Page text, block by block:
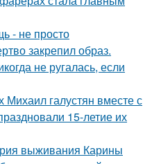
- не просто
закрепил образ.
не ругалась, если
галустян вместе с
15-летие их
выживания Карины